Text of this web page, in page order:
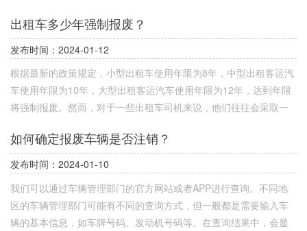
废。同理因为是营运载货汽车使用年限只有12年达到了就强行报
废。
出租车多少年强制报废？
发布时间：2024-01-12
根据最新的政策规定，小型出租车使用年限为8年，中型出租客运汽
车使用年限为10年，大型出租客运汽车使用年限为12年，达到年限
将强制报废。然而，对于一些出租车司机来说，他们往往会采取一
地，并将营运车辆的性质改为非营运车辆，当私家车重新上路。
如何确定报废车辆是否注销？
发布时间：2024-01-10
我们可以通过车辆管理部门的官方网站或者APP进行查询。不同地
区的车辆管理部门可能有不同的查询方式，但一般都是需要输入车
辆的基本信息，如车牌号码、发动机号码等。在查询结果中，会显